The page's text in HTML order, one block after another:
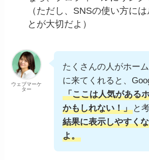
（ただし、SNSの使い方に
とが大切だよ）
ウェブマーケ
ター
たくさんの人がホー
に来てくれると、
「ここは人気がある
かもしれない！」 と
結果に表示しやすく
よ。